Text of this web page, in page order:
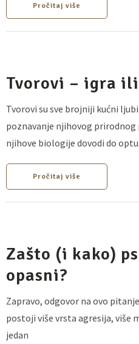
Pročitaj više
Tvorovi – igra
Tvorovi su sve brojniji kućni
poznavanje njihovog prirodnog
njihove biologije dovodi do
Pročitaj više
Zašto (i kako)
opasni?
Zapravo, odgovor na ovo
postoji više vrsta agresija, više
jedan